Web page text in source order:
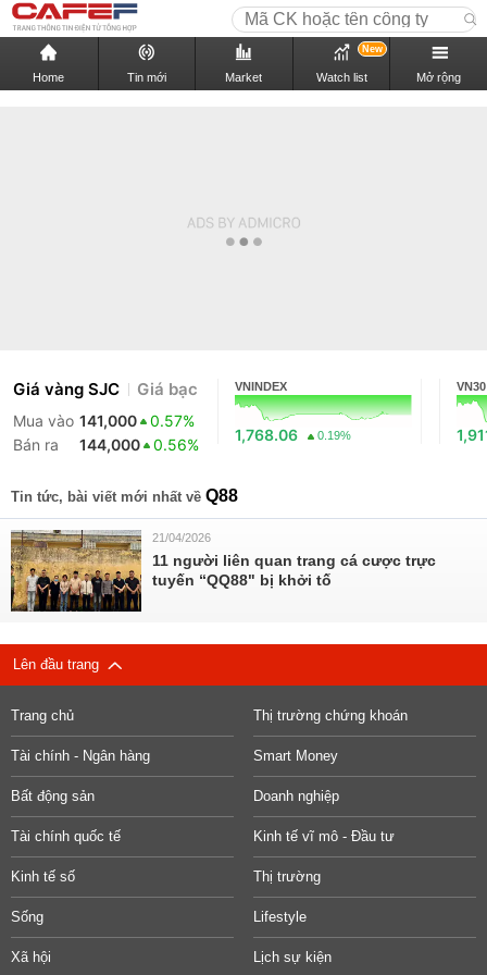
Home Tin mới Market Watch list
New
Mở rộng
Giá vàng SJC Giá bạc
Mua vào 141,000
0.57%
Bán ra
144,000 0.56%
VNINDEX
1,768.06 0.19%
VN30
Tin tức, bài viết mới nhất về Q88
21/04/2026
11 người liên quan trang cá cược trực
tuyến “QQ88" bị khởi tố
Lên đầu trang
Trang chủ Thị trường chứng khoán
Tài chính - Ngân hàng Smart Money
Bất động sản Doanh nghiệp
Tài chính quốc tế Kinh tế vĩ mô - Đầu tư
Kinh tế số Thị trường
Sống Lifestyle
Xã hội Lịch sự kiện